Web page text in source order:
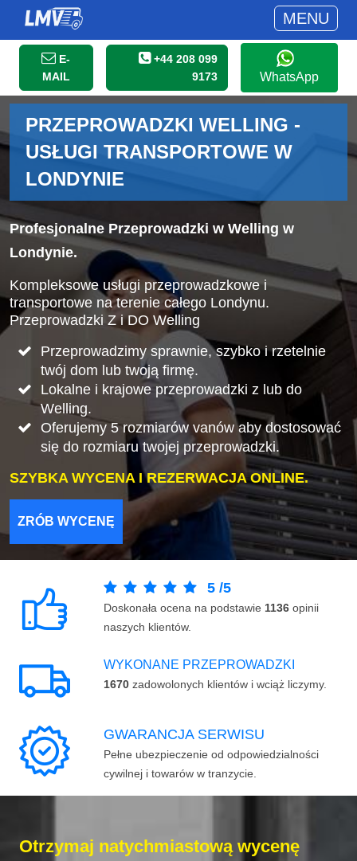
MENU
E-
MAIL
+44 208 099
9173
WhatsApp
PRZEPROWADZKI WELLING -
USŁUGI TRANSPORTOWE W
LONDYNIE
Profesjonalne Przeprowadzki w Welling w
Londynie.
Kompleksowe usługi przeprowadzkowe i
transportowe na terenie całego Londynu.
Przeprowadzki Z i DO Welling
Przeprowadzimy sprawnie, szybko i rzetelnie
twój dom lub twoją firmę.
Lokalne i krajowe przeprowadzki z lub do
Welling.
Oferujemy 5 rozmiarów vanów aby dostosować
się do rozmiaru twojej przeprowadzki.
SZYBKA WYCENA I REZERWACJA ONLINE.
ZRÓB WYCENĘ
5 /5
Doskonała ocena na podstawie 1136 opinii
naszych klientów.
WYKONANE PRZEPROWADZKI
1670 zadowolonych klientów i wciąż liczymy.
GWARANCJA SERWISU
Pełne ubezpieczenie od odpowiedzialności
cywilnej i towarów w tranzycie.
Otrzymaj natychmiastową wycenę